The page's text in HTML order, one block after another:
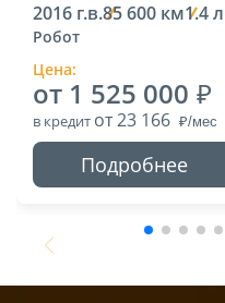
2016 г.в.85 600 км1.4 л
Робот
Цена:
от 1 525 000
в кредит от 23 166
Подробнее